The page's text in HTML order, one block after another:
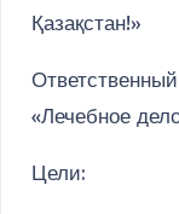
Қазақстан!»
«Лечебное
Цели: